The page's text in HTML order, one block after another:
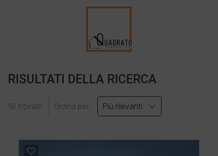
RISULTATI DELLA RICERCA
18 trovati! Ordina per: Più rilevanti